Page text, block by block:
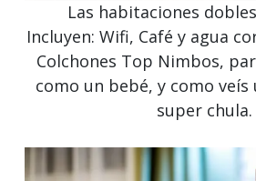
Las habitaciones
Incluyen: Wifi, Café y agua
Colchones Top Nimbos,
como un bebé, y como veís
super chula.